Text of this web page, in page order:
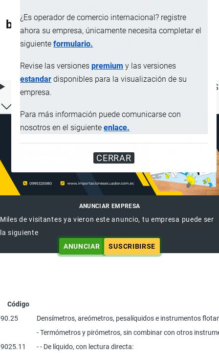
¿Es operador de comercio internacional? registre
ahora su empresa, únicamente necesita completar el
siguienteformulario.
Revise las versionespremium y las versiones
estandar disponibles para la visualización de su
empresa.
Para más información puede comunicarse con
nosotros en el siguienteenlace.
CERRAR
barómetros, higrómetros y sicrómetros,
aunque sean registradores, incluso
combinados entre sí
ÍNDICE DE CONTENIDOS
ANUNCIAR EMPRESA
Miles de visitantes ya vieron este anuncio, tu empresa puede ser
la siguiente
ANUNCIAR
SUSCRIBIRSE
Código
90.25
Densímetros, areómetros, pesalíquidos e instrumentos
- Termómetros y pirómetros, sin combinar con otros
9025.11
- - De líquido, con lectura directa: